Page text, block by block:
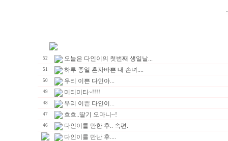
52 오늘은 다인이의 첫번째 생일날...
51 하루 종일 혼자바쁜 내 손녀....
50 우리 이쁜 다인아...
49 미티미티~!!!!
48 우리 이쁜 다인이...
47 흐흐..딸기 오마니~!
46
다인이를 만한 후.. 속편.
다인이를 만난 후....